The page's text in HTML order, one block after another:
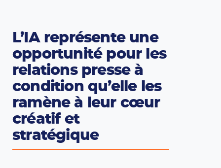
L’IA représente une
opportunité pour les
relations presse à
condition qu’elle les
ramène à leur cœur
créatif et
stratégique